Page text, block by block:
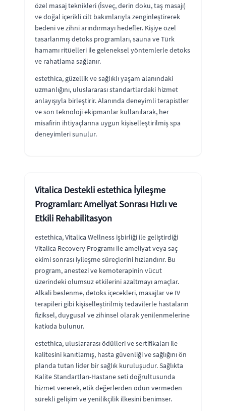
özel masaj teknikleri (İsveç, derin doku, taş masajı)
ve doğal içerikli cilt bakımlarıyla zenginleştirerek
bedeni ve zihni arındırmayı hedefler. Kişiye özel
tasarlanmış detoks programları, sauna ve Türk
hamamı ritüelleri ile geleneksel yöntemlerle detoks
ve rahatlama sağlanır.
estethica, güzellik ve sağlıklı yaşam alanındaki
uzmanlığını, uluslararası standartlardaki hizmet
anlayışıyla birleştirir. Alanında deneyimli terapistler
ve son teknoloji ekipmanlar kullanılarak, her
misafirin ihtiyaçlarına uygun kişiselleştirilmiş spa
deneyimleri sunulur.
Vitalica Destekli estethica İyileşme
Programları: Ameliyat Sonrası Hızlı ve
Etkili Rehabilitasyon
estethica, Vitalica Wellness işbirliği ile geliştirdiği
Vitalica Recovery Programı ile ameliyat veya saç
ekimi sonrası iyileşme süreçlerini hızlandırır. Bu
program, anestezi ve kemoterapinin vücut
üzerindeki olumsuz etkilerini azaltmayı amaçlar.
Alkali beslenme, detoks içecekleri, masajlar ve IV
terapileri gibi kişiselleştirilmiş tedavilerle hastaların
fiziksel, duygusal ve zihinsel olarak yenilenmelerine
katkıda bulunur.
estethica, uluslararası ödülleri ve sertifikaları ile
kalitesini kanıtlamış, hasta güvenliği ve sağlığını ön
planda tutan lider bir sağlık kuruluşudur. Sağlıkta
Kalite Standartları-Hastane seti doğrultusunda
hizmet vererek, etik değerlerden ödün vermeden
sürekli gelişim ve yenilikçilik ilkesini benimser.